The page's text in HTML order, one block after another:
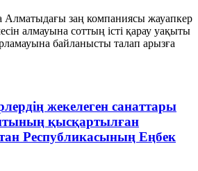
Алматыдағы заң компаниясы жауапкер
алмауына соттың істі қарау уақыты
байланысты талап арызға
жекелеген санаттары
қысқартылған
Республикасының Еңбек